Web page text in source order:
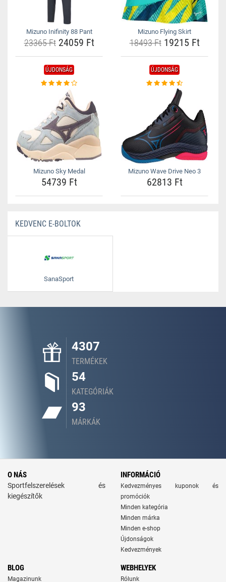
Mizuno Inifinity 88 Pant
23365 Ft24059 Ft
Mizuno Flying Skirt
18493 Ft19215 Ft
ÚJDONSÁG
Mizuno Sky Medal
54739 Ft
ÚJDONSÁG
Mizuno Wave Drive Neo 3
62813 Ft
KEDVENC E-BOLTOK
SanaSport
4307
TERMÉKEK
54
KATEGÓRIÁK
93
MÁRKÁK
O NÁS
Sportfelszerelések és
kiegészítők
INFORMÁCIÓ
Kedvezményes kuponok és
promóciók
Minden kategória
Minden márka
Minden e-shop
Újdonságok
Kedvezmények
BLOG
Magazinunk
WEBHELYEK
Rólunk